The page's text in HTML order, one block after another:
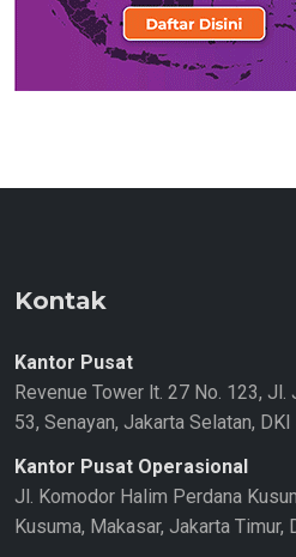
Kontak
Kantor Pusat
Revenue Tower lt. 27 No. 123, Jl.
53, Senayan, Jakarta Selatan,
Kantor Pusat Operasional
Jl. Komodor Halim Perdana
Kusuma, Makasar, Jakarta Timur,